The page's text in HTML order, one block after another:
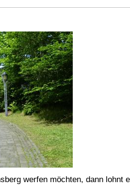
werfen möchten, dann lohnt